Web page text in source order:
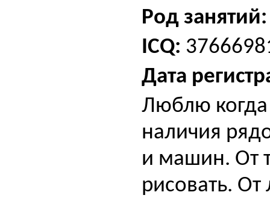
Род занятий:
ICQ:
Дата
Люблю
наличия
и машин. От
рисовать.